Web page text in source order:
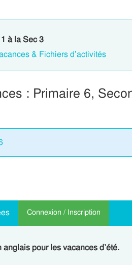
à la Sec 3
& Fichiers d’activités
: Primaire 6,
Connexion / Inscription
pour les vacances d’été.